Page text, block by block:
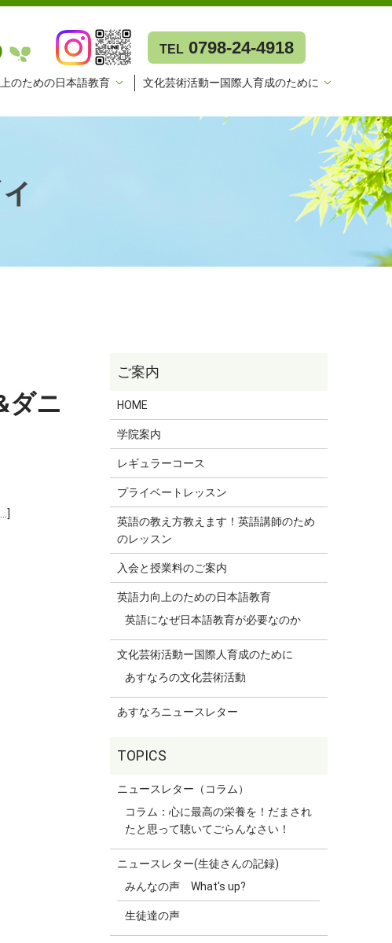
TEL 0798-24-4918
のための日本語教育
文化芸術活動ー国際人育成のために
ダニ
HOME
学院案内
レギュラーコース
プライベートレッスン
英語の教え方教えます！英語講師のため
のレッスン
入会と授業料のご案内
英語力向上のための日本語教育
英語になぜ日本語教育が必要なのか
文化芸術活動ー国際人育成のために
あすなろの文化芸術活動
あすなろニュースレター
ニュースレター（コラム）
コラム：心に最高の栄養を！だまされ
たと思って聴いてごらんなさい！
ニュースレター(生徒さんの記録)
みんなの声 What's up?
生徒達の声